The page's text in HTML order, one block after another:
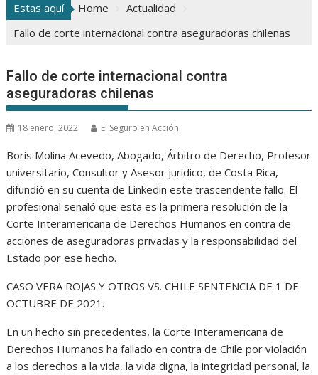
Estas aquí Home
Actualidad
Fallo de corte internacional contra aseguradoras chilenas
Fallo de corte internacional contra
aseguradoras chilenas
18 enero, 2022 El Seguro en Acción
Boris Molina Acevedo, Abogado, Árbitro de Derecho, Profesor
universitario, Consultor y Asesor jurídico, de Costa Rica,
difundió en su cuenta de Linkedin este trascendente fallo. El
profesional señaló que esta es la primera resolución de la
Corte Interamericana de Derechos Humanos en contra de
acciones de aseguradoras privadas y la responsabilidad del
Estado por ese hecho.
CASO VERA ROJAS Y OTROS VS. CHILE SENTENCIA DE 1 DE
OCTUBRE DE 2021.
En un hecho sin precedentes, la Corte Interamericana de
Derechos Humanos ha fallado en contra de Chile por violación
a los derechos a la vida, la vida digna, la integridad personal, la